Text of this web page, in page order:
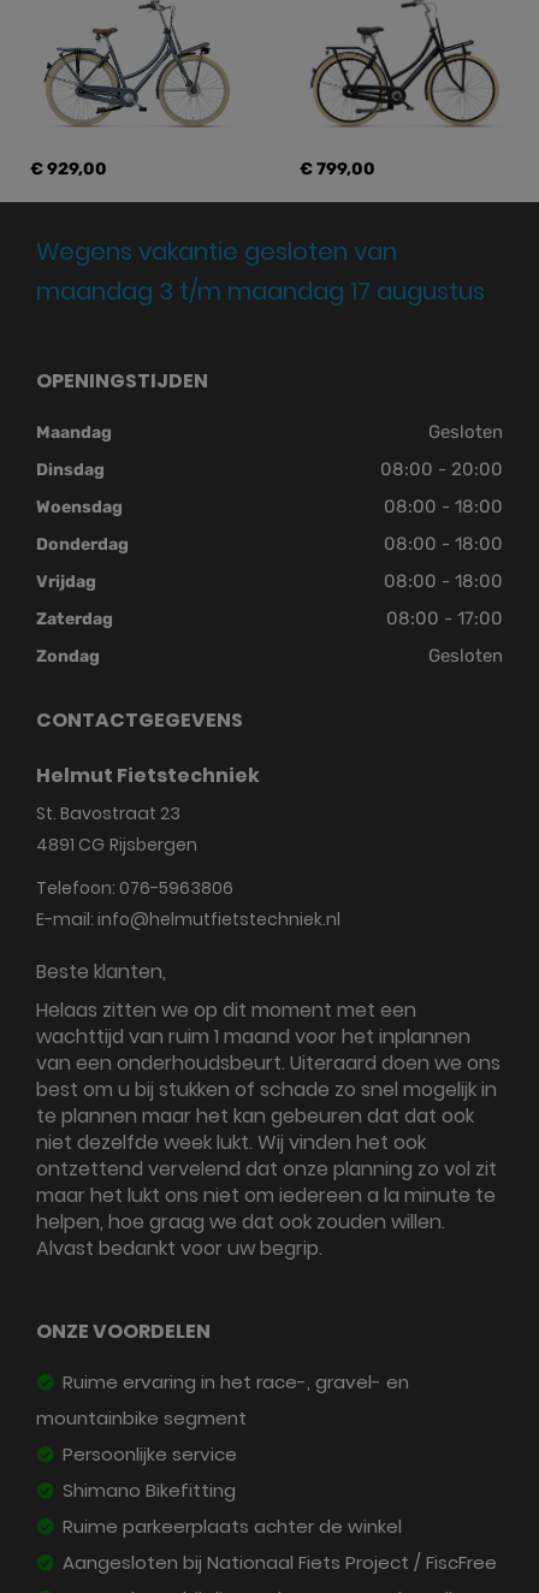
€ 929,00 € 799,00
Wegens vakantie gesloten van
maandag 3 t/m maandag 17 augustus
OPENINGSTIJDEN
Maandag Gesloten
Dinsdag 08:00 - 20:00
Woensdag 08:00 - 18:00
Donderdag 08:00 - 18:00
Vrijdag 08:00 - 18:00
Zaterdag 08:00 - 17:00
Zondag Gesloten
CONTACTGEGEVENS
Helmut Fietstechniek
St. Bavostraat 23
4891 CG Rijsbergen
Telefoon: 076-5963806
E-mail: info@helmutfietstechniek.nl
Beste klanten,
Helaas zitten we op dit moment met een
wachttijd van ruim 1 maand voor het inplannen
van een onderhoudsbeurt. Uiteraard doen we ons
best om u bij stukken of schade zo snel mogelijk in
te plannen maar het kan gebeuren dat dat ook
niet dezelfde week lukt. Wij vinden het ook
ontzettend vervelend dat onze planning zo vol zit
maar het lukt ons niet om iedereen a la minute te
helpen, hoe graag we dat ook zouden willen.
Alvast bedankt voor uw begrip.
ONZE VOORDELEN
Ruime ervaring in het race-, gravel- en
mountainbike segment
Persoonlijke service
Shimano Bikefitting
Ruime parkeerplaats achter de winkel
Aangesloten bij Nationaal Fiets Project / FiscFree